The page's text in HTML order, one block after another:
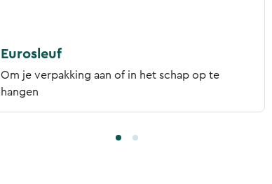
Eurosleuf
Om je verpakking aan of in het schap op te
hangen